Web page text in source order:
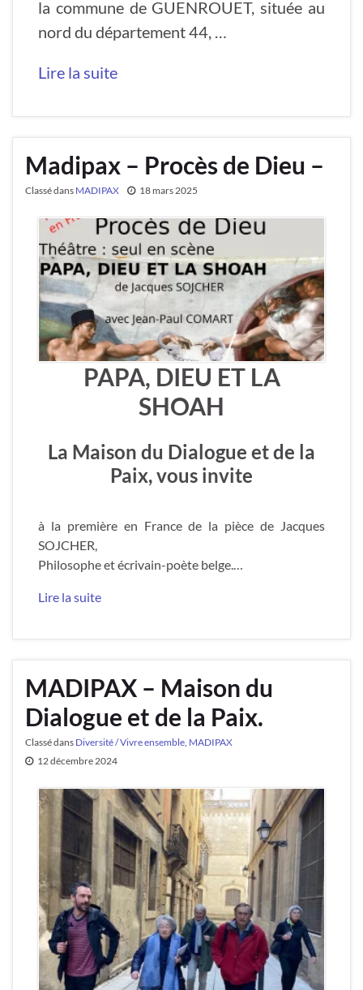
la commune de GUENROUET, située au
nord du département 44, …
Lire la suite
Madipax – Procès de Dieu –
Classé dans MADIPAX 18 mars 2025
PAPA, DIEU ET LA
SHOAH
La Maison du Dialogue et de la
Paix, vous invite
à la première en France de la pièce de Jacques
SOJCHER,
Philosophe et écrivain-poète belge.…
Lire la suite
MADIPAX – Maison du
Dialogue et de la Paix.
Classé dans Diversité / Vivre ensemble, MADIPAX
12 décembre 2024